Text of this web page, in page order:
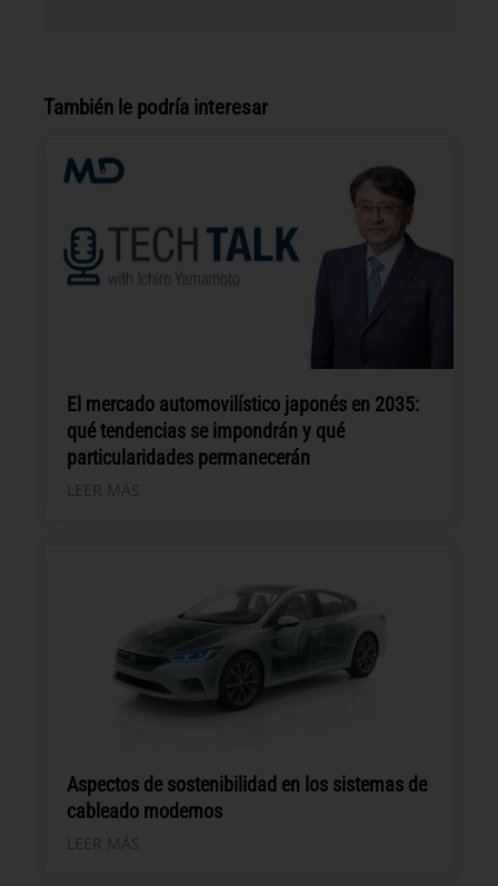
También le podría interesar
El mercado automovilístico japonés en 2035:
qué tendencias se impondrán y qué
particularidades permanecerán
Aspectos de sostenibilidad en los sistemas de
cableado modernos